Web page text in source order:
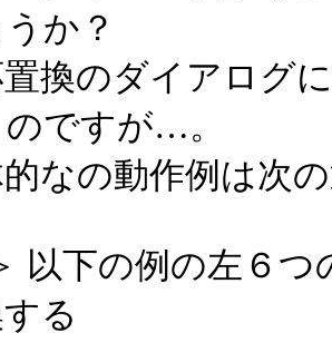
か？
換のダイアログ
ですが…。
なの動作例は次
以下の例の左６
る